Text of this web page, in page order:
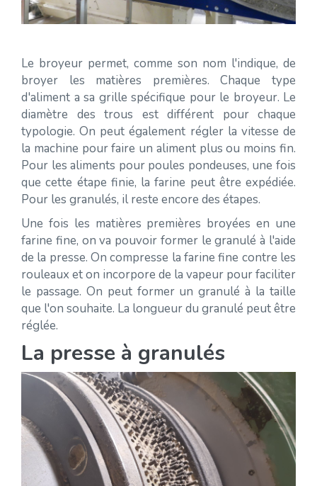
Le broyeur permet, comme son nom l'indique, de
broyer les matières premières. Chaque type
d'aliment a sa grille spécifique pour le broyeur. Le
diamètre des trous est différent pour chaque
typologie. On peut également régler la vitesse de
la machine pour faire un aliment plus ou moins fin.
Pour les aliments pour poules pondeuses, une fois
que cette étape finie, la farine peut être expédiée.
Pour les granulés, il reste encore des étapes.
Une fois les matières premières broyées en une
farine fine, on va pouvoir former le granulé à l'aide
de la presse. On compresse la farine fine contre les
rouleaux et on incorpore de la vapeur pour faciliter
le passage. On peut former un granulé à la taille
que l'on souhaite. La longueur du granulé peut être
réglée.
La presse à granulés